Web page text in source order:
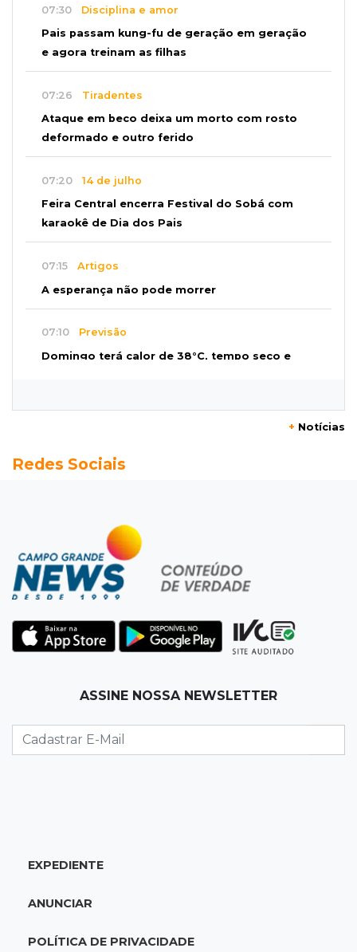
07:30 Disciplina e amor
Pais passam kung-fu de geração em geração
e agora treinam as filhas
07:26 Tiradentes
Ataque em beco deixa um morto com rosto
deformado e outro ferido
07:20 14 de julho
Feira Central encerra Festival do Sobá com
karaokê de Dia dos Pais
07:15 Artigos
A esperança não pode morrer
07:10 Previsão
Domingo terá calor de 38°C, tempo seco e
sonho de ser pais chegou
Briga em bar na 14 termina com rapaz de 21
anos morto a facada
07:01Editorial
promessas, mas deixam a conta para depois
Domingo é dia de Festival do Sobá e feiras em
SÁBADO, 08 DE AGOSTO
21:43Futebol de MS
disputa com seis equipes
+ Notícias
Redes Sociais
ASSINE NOSSA NEWSLETTER
EXPEDIENTE
ANUNCIAR
POLÍTICA DE PRIVACIDADE